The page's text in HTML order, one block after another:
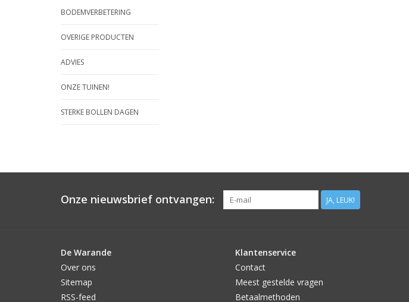
BODEMVERBETERING
OVERIGE PRODUCTEN
ADVIES
ONZE TUINEN!
STERKE BOLLEN DAGEN
Onze nieuwsbrief ontvangen: JA, LEUK!
De Warande
Over ons
Sitemap
RSS-feed
Klantenservice
Contact
Meest gestelde vragen
Betaalmethoden